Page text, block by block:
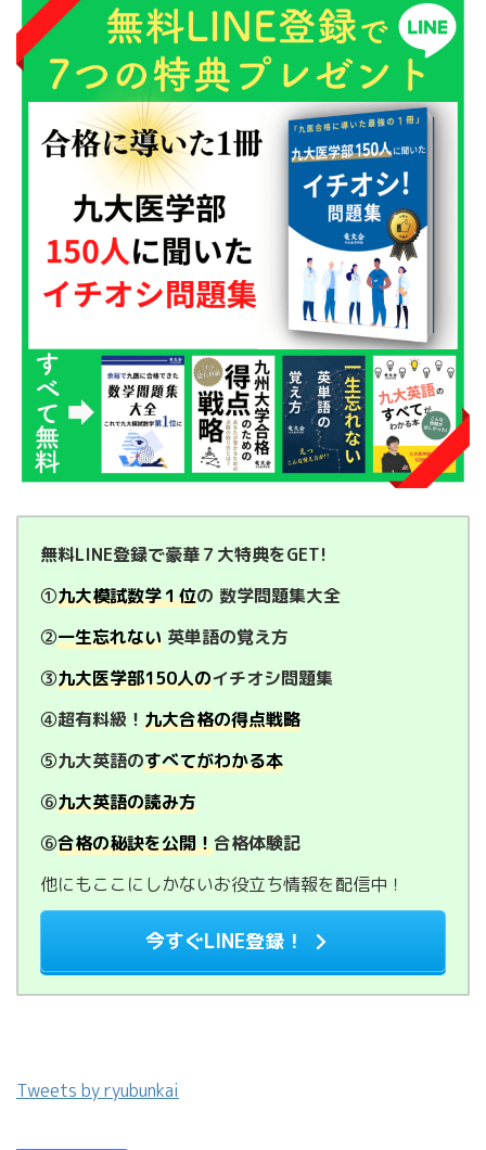
無料LINE登録で豪華７大特典をGET!
①九大模試数学１位の 数学問題集大全
②一生忘れない 英単語の覚え方
③九大医学部150人のイチオシ問題集
④超有料級！ 九大合格の得点戦略
⑤九大英語のすべてがわかる本
⑥九大英語の読み方
⑥合格の秘訣を公開！合格体験記
他にもここにしかないお役立ち情報を配信中！
今すぐLINE登録！
Tweets by ryubunkai